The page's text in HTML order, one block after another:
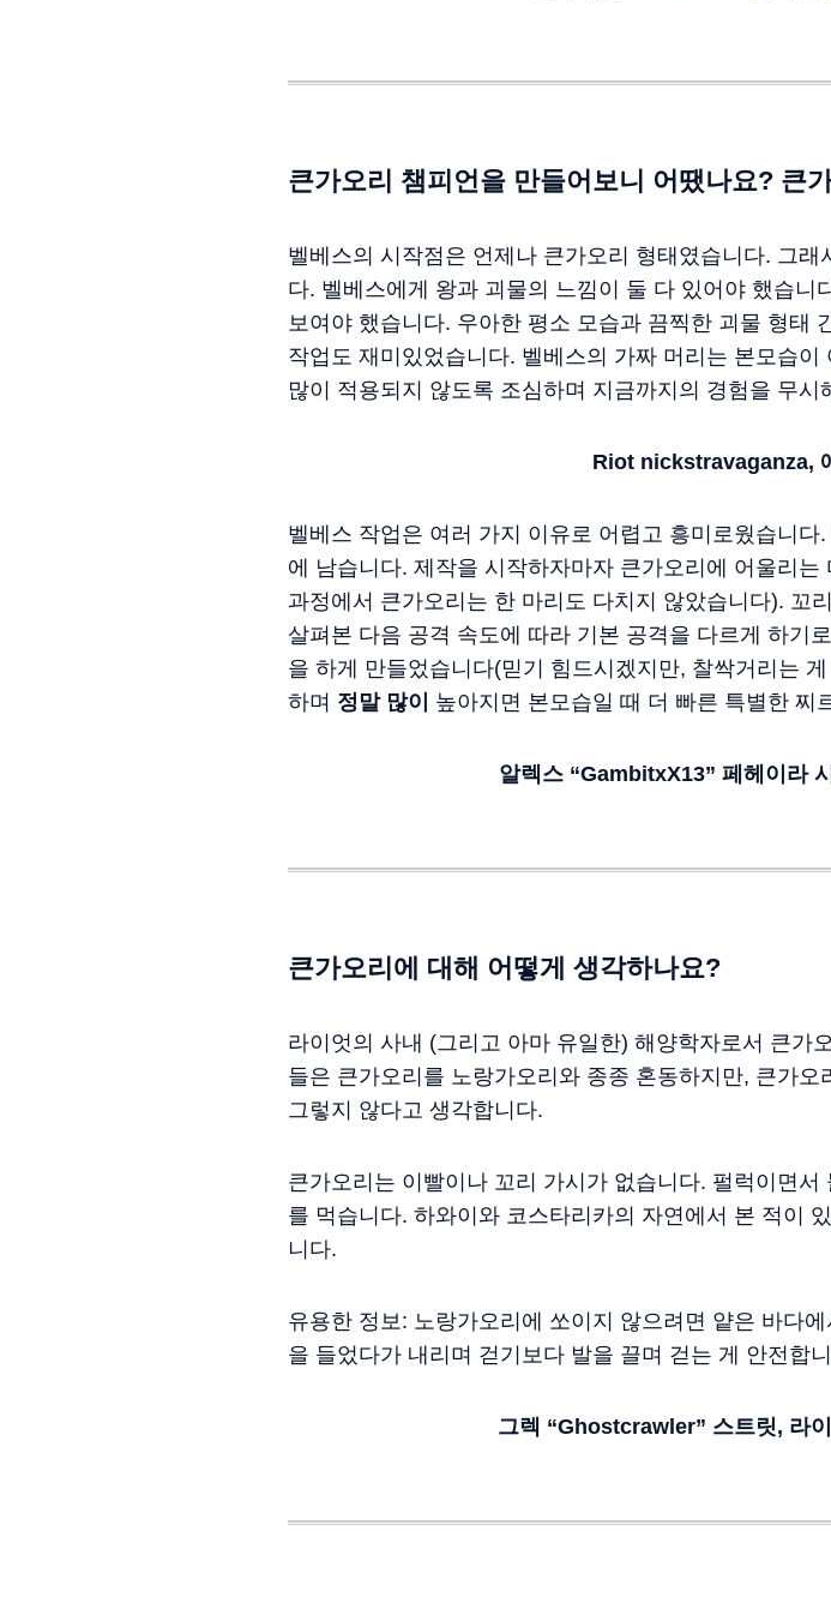
큰가오리 챔피언을 만들어보니 어땠나요? 큰
벨베스의 시작점은 언제나 큰가오리 형태였습니다. 그
다. 벨베스에게 왕과 괴물의 느낌이 둘 다 있어야 했습
보여야 했습니다. 우아한 평소 모습과 끔찍한 괴물 형태
작업도 재미있었습니다. 벨베스의 가짜 머리는 본모습
많이 적용되지 않도록 조심하며 지금까지의 경험을 무
Riot nickstravaganza,
벨베스 작업은 여러 가지 이유로 어렵고 흥미로웠습니
에 남습니다. 제작을 시작하자마자 큰가오리에 어울리
과정에서 큰가오리는 한 마리도 다치지 않았습니다). 꼬
살펴본 다음 공격 속도에 따라 기본 공격을 다르게 하기
을 하게 만들었습니다(믿기 힘드시겠지만, 찰싹거리는
하며 정말 많이 높아지면 본모습일 때 더 빠른 특별한 찌
알렉스 “GambitxX13” 페헤이라
큰가오리에 대해 어떻게 생각하나요?
라이엇의 사내 (그리고 아마 유일한) 해양학자로서 큰가
들은 큰가오리를 노랑가오리와 종종 혼동하지만, 큰가
그렇지 않다고 생각합니다.
큰가오리는 이빨이나 꼬리 가시가 없습니다. 펄럭이면
를 먹습니다. 하와이와 코스타리카의 자연에서 본 적이
니다.
유용한 정보: 노랑가오리에 쏘이지 않으려면 얕은 바다
을 들었다가 내리며 걷기보다 발을 끌며 걷는 게 안전합
그렉 “Ghostcrawler” 스트릿, 라